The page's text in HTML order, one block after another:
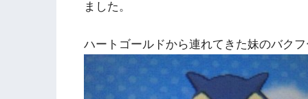
ました。
ハートゴールドから連れてきた妹のバク